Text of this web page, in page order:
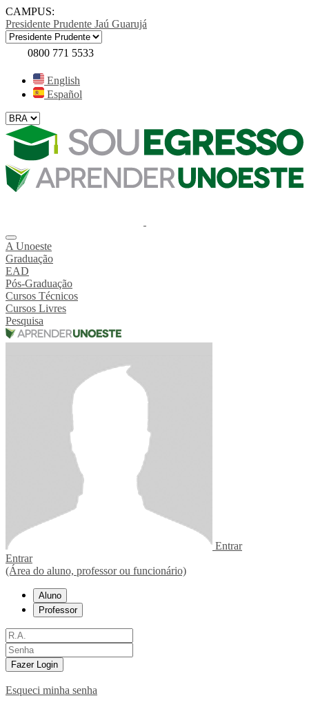
CAMPUS:
Presidente Prudente Jaú Guarujá
0800 771 5533
English
Español
A Unoeste
Graduação
EAD
Pós-Graduação
Cursos Técnicos
Cursos Livres
Pesquisa
Entrar
Entrar
(Área do aluno, professor ou funcionário)
Aluno
Professor
Fazer Login
Esqueci minha senha